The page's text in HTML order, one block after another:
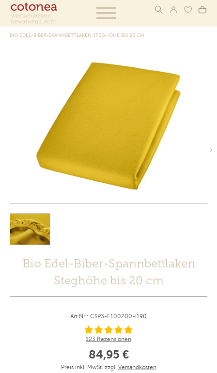
BIO EDEL-BIBER-SPANNBETTLAKEN STEGHÖHE BIS 20 CM
Bio Edel-Biber-Spannbettlaken
Steghöhe bis 20 cm
Art.Nr.: CSP3-E100200-I190
123 Rezensionen
84,95 €
Preis inkl. MwSt. zzgl. Versandkosten